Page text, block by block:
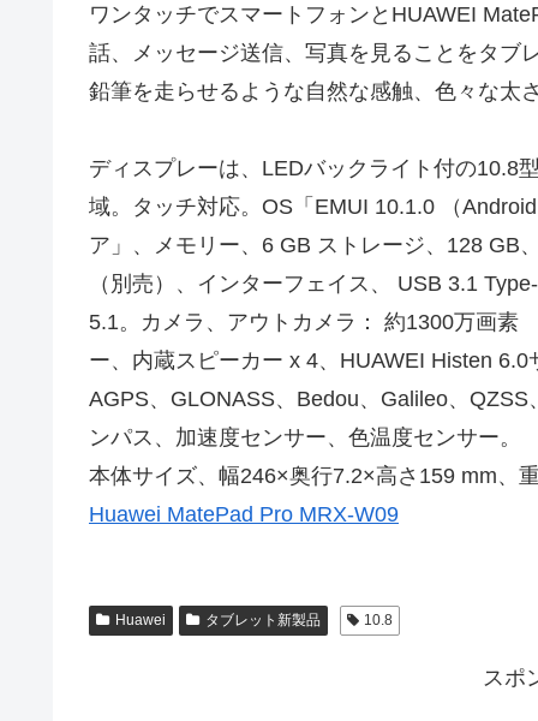
ワンタッチでスマートフォンとHUAWEI
話、メッセージ送信、写真を見ることをタブ
鉛筆を走らせるような自然な感触、色々な太
ディスプレーは、LEDバックライト付の10.8
域。タッチ対応。OS「EMUI 10.1.0 （
ア」、メモリー、6 GB ストレージ、128 GB
（別売）、インターフェイス、 USB 3.1
5.1。カメラ、アウトカメラ： 約1300万画素
ー、内蔵スピーカー x 4、HUAWEI Histen
AGPS、GLONASS、Bedou、Galileo、
ンパス、加速度センサー、色温度センサー。
本体サイズ、幅246×奥行7.2×高さ159 mm、
Huawei MatePad Pro MRX-W09
Huawei タブレット新製品 10.8
スポ